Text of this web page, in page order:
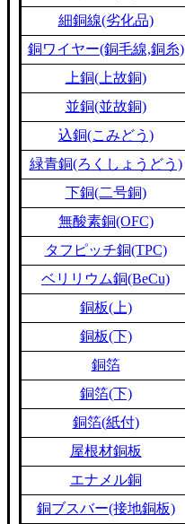
細銅線(劣化品)
銅ワイヤー(銅毛線,銅糸)
上銅(上故銅)
並銅(並故銅)
込銅(こみどう)
緑青銅(ろくしょうどう)
下銅(二号銅)
無酸素銅(OFC)
タフピッチ銅(TPC)
ベリリウム銅(BeCu)
銅板(上)
銅板(下)
銅箔
銅箔(下)
銅箔(紙付)
屋根材銅板
エナメル銅
銅ブスバー(接地銅板)